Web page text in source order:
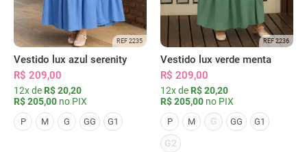
REF 2235
Vestido lux azul serenity
R$ 209,00
12x de R$ 20,20
R$ 205,00 no PIX
P M G GG G1
REF 2236
Vestido lux verde menta
R$ 209,00
12x de R$ 20,20
R$ 205,00 no PIX
P M G GG G1
G2